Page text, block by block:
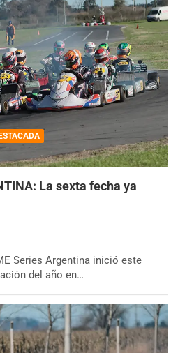
La sexta fecha ya
Series Argentina inició este
del año en…